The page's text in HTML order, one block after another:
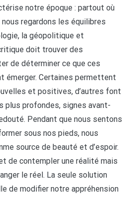
notre époque : partout où
regardons les équilibres
la géopolitique et
doit trouver des
de déterminer ce que ces
émerger. Certaines permettent
et positives, d’autres font
plus profondes, signes avant-
Pendant que nous sentons
sous nos pieds, nous
source de beauté et d’espoir.
de contempler une réalité mais
le réel. La seule solution
de modifier notre appréhension